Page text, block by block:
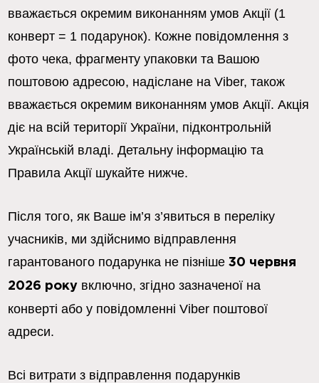
вважається окремим виконанням умов Акції (1
конверт = 1 подарунок). Кожне повідомлення з
фото чека, фрагменту упаковки та Вашою
поштовою адресою, надіслане на Viber, також
вважається окремим виконанням умов Акції. Акція
діє на всій території України, підконтрольній
Українській владі. Детальну інформацію та
Правила Акції шукайте нижче.
Після того, як Ваше ім’я з’явиться в переліку
учасників, ми здійснимо відправлення
гарантованого подарунка не пізніше 30 червня
2026 року включно, згідно зазначеної на
конверті або у повідомленні Viber поштової
адреси.
Всі витрати з відправлення подарунків